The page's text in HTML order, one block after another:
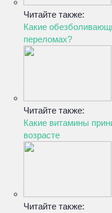
Читайте также:
Какие
переломах?
Читайте также:
Какие витамины
возрасте
Читайте также: